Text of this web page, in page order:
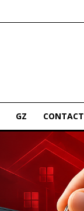
GZ CONTACT